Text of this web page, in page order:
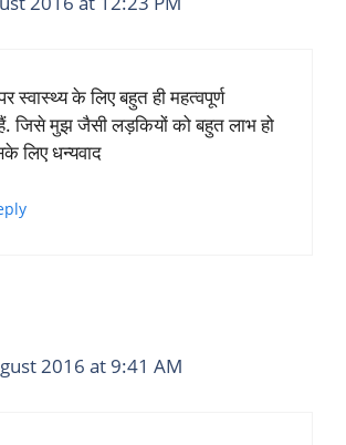
स्वास्थ्य के लिए बहुत ही महत्वपूर्ण
जिसे मुझ जैसी लड़कियों को बहुत लाभ हो
लिए धन्यवाद
2016 at 9:41 AM